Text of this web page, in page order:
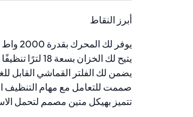
أبرز النقاط
يوفر لك المحرك بقدرة 2000 واط أداء شفط فائق القوة
يتيح لك الخزان بسعة 18 لترًا تنظيفًا لفترات أطول دون انقطاع
يضمن لك الفلتر القماشي القابل
صممت للتعامل مع مهام التنظيف
تتميز بهيكل متين مصمم لتحمل